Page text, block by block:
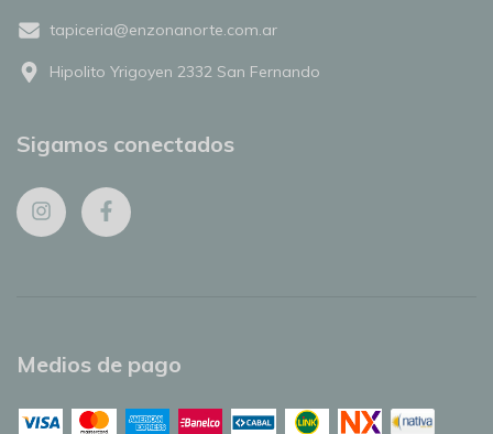
tapiceria@enzonanorte.com.ar
Hipolito Yrigoyen 2332 San Fernando
Sigamos conectados
Medios de pago